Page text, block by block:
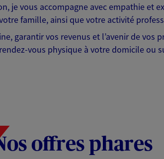
je vous accompagne avec empathie et
famille, ainsi que votre activité
garantir vos revenus et l’avenir de vos
vous physique à votre domicile
offres phares